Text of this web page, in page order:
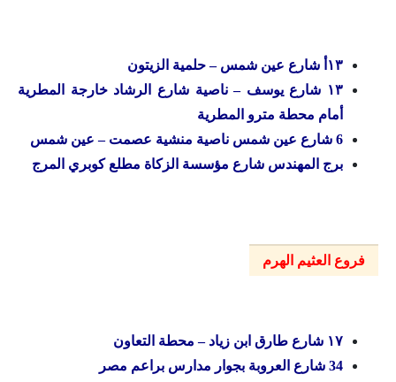
۱۳أ شارع عين شمس – حلمية الزيتون
۱۳ شارع يوسف – ناصية شارع الرشاد خارجة المطرية
أمام محطة مترو المطرية
6 شارع عين شمس ناصية منشية عصمت – عين شمس
برج المهندس شارع مؤسسة الزكاة مطلع كوبري المرج
فروع العثيم الهرم
۱۷ شارع طارق ابن زياد – محطة التعاون
34 شارع العروبة بجوار مدارس براعم مصر